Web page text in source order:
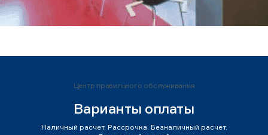
Центр правильного обслуживания
Варианты оплаты
Наличный расчет. Рассрочка. Безналичный расчет.